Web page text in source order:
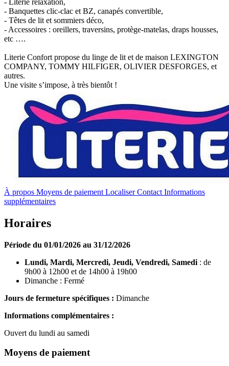
- Banquettes clic-clac et BZ, canapés convertible,
- Têtes de lit et sommiers déco,
- Accessoires : oreillers, traversins, protège-matelas, draps housses,
etc ….
Literie Confort propose du linge de lit et de maison LEXINGTON
COMPANY, TOMMY HILFIGER, OLIVIER DESFORGES, et
autres.
Une visite s’impose, à très bientôt !
À propos Moyens de paiement Localiser Contact Informations
supplémentaires
Horaires
Période du 01/01/2026 au 31/12/2026
Lundi, Mardi, Mercredi, Jeudi, Vendredi, Samedi : de
9h00 à 12h00 et de 14h00 à 19h00
Dimanche : Fermé
Jours de fermeture spécifiques : Dimanche
Informations complémentaires :
Ouvert du lundi au samedi
Moyens de paiement